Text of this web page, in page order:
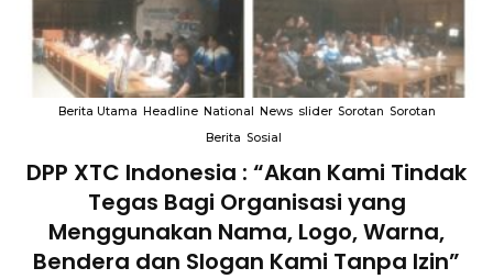
Berita Utama Headline National News slider Sorotan Sorotan
Berita Sosial
DPP XTC Indonesia : “Akan Kami Tindak
Tegas Bagi Organisasi yang
Menggunakan Nama, Logo, Warna,
Bendera dan Slogan Kami Tanpa Izin”